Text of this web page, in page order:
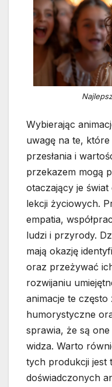
Wybierając
uwagę na te,
przesłania i
przekazem mogą
otaczający je
lekcji życiowych.
empatia,
ludzi i przyrody.
mają okazję
oraz przeżywać
rozwijaniu
animacje te często
humorystyczne
sprawia, że są one
widza. Warto
tych produkcji
doświadczonych